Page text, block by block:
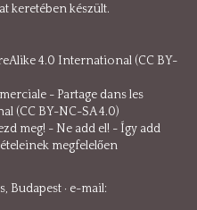
keretében készült.
4.0 International (CC BY-
- Partage dans les
(CC BY-NC-SA 4.0)
meg! - Ne add el! - Így add
megfelelően
Budapest · e-mail: